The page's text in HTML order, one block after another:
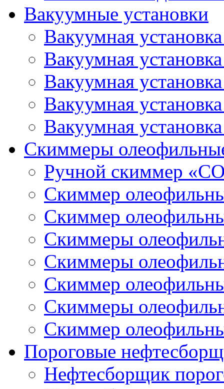
Вакуумные установки
Вакуумная
Вакуумная
Вакуумная
Вакуумная
Вакуумная
Скиммеры
Ручной скиммер
Скиммер
Скиммер
Скиммеры
Скиммеры
Скиммер
Скиммеры
Скиммер
Пороговые
Нефтесборщик